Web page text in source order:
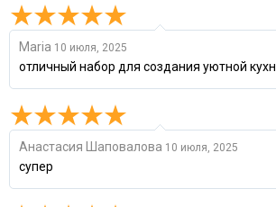
Maria 10 июля, 2025
отличный набор для создания уютной
Анастасия Шаповалова 10 июля, 2025
супер